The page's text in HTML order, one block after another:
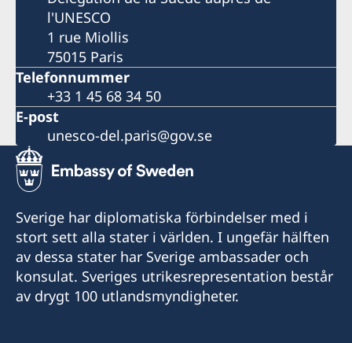
l'UNESCO
1 rue Miollis
75015 Paris
Telefonnummer
+33 1 45 68 34 50
E-post
unesco-del.paris@gov.se
Sverige har diplomatiska förbindelser med i
stort sett alla stater i världen. I ungefär hälften
av dessa stater har Sverige ambassader och
konsulat. Sveriges utrikesrepresentation består
av drygt 100 utlandsmyndigheter.